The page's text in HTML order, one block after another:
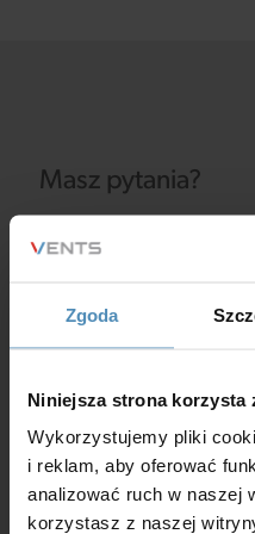
Zgoda
Niniejsza strona korzysta
Wykorzystujemy pliki
i reklam, aby oferować
analizować ruch w naszej
korzystasz z naszej
Masz pytania?
Jeśli masz jakiekolwiek
kontaktowy, a
wiadomość jak
+48 61 832 45 30
biuro@vents-group.pl